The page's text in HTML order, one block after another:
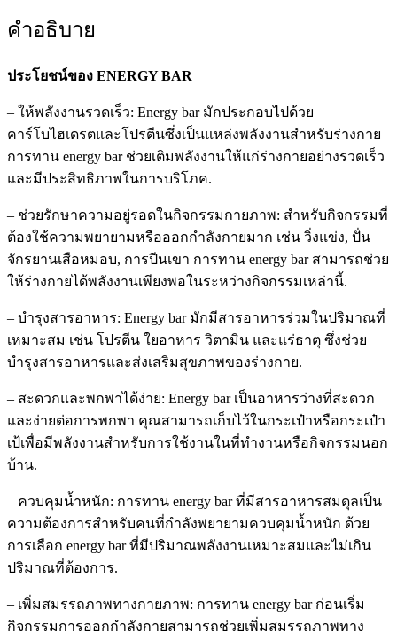
คำอธิบาย
ประโยชน์ของ ENERGY BAR
– ให้พลังงานรวดเร็ว: Energy bar มักประกอบไปด้วย
คาร์โบไฮเดรตและโปรตีนซึ่งเป็นแหล่งพลังงานสำหรับร่างกาย
การทาน energy bar ช่วยเติมพลังงานให้แก่ร่างกายอย่างรวดเร็ว
และมีประสิทธิภาพในการบริโภค.
– ช่วยรักษาความอยู่รอดในกิจกรรมกายภาพ: สำหรับกิจกรรมที่
ต้องใช้ความพยายามหรือออกกำลังกายมาก เช่น วิ่งแข่ง, ปั่น
จักรยานเสือหมอบ, การปีนเขา การทาน energy bar สามารถช่วย
ให้ร่างกายได้พลังงานเพียงพอในระหว่างกิจกรรมเหล่านี้.
– บำรุงสารอาหาร: Energy bar มักมีสารอาหารร่วมในปริมาณที่
เหมาะสม เช่น โปรตีน ใยอาหาร วิตามิน และแร่ธาตุ ซึ่งช่วย
บำรุงสารอาหารและส่งเสริมสุขภาพของร่างกาย.
– สะดวกและพกพาได้ง่าย: Energy bar เป็นอาหารว่างที่สะดวก
และง่ายต่อการพกพา คุณสามารถเก็บไว้ในกระเป๋าหรือกระเป๋า
เป้เพื่อมีพลังงานสำหรับการใช้งานในที่ทำงานหรือกิจกรรมนอก
บ้าน.
– ควบคุมน้ำหนัก: การทาน energy bar ที่มีสารอาหารสมดุลเป็น
ความต้องการสำหรับคนที่กำลังพยายามควบคุมน้ำหนัก ด้วย
การเลือก energy bar ที่มีปริมาณพลังงานเหมาะสมและไม่เกิน
ปริมาณที่ต้องการ.
– เพิ่มสมรรถภาพทางกายภาพ: การทาน energy bar ก่อนเริ่ม
กิจกรรมการออกกำลังกายสามารถช่วยเพิ่มสมรรถภาพทาง